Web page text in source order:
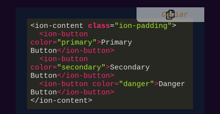
Copiar
<ion-content class="ion-padding">
<ion-button
color="primary">Primary
Button</ion-button>
<ion-button
color="secondary">Secondary
Button</ion-button>
<ion-button color="danger">Danger
Button</ion-button>
</ion-content>